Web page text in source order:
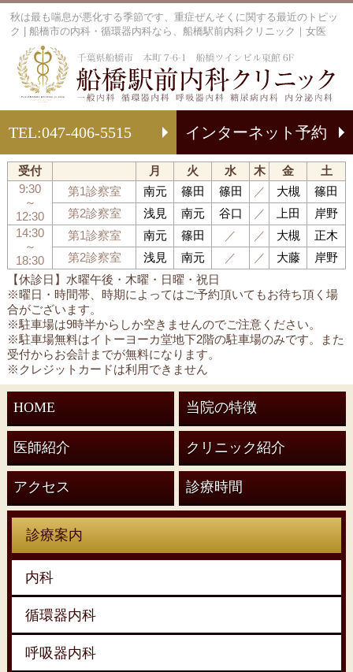
秋は最も喘息が悪化する季節です、重症ぜんそくに関する最近のトピッ
ク | 船橋市の内科・循環器内科なら、船橋駅前内科クリニック｜女医
TEL:047-406-5515 インターネット予約
【休診日】水曜午後・木曜・日曜・祝日
※曜日・時間帯、時期によってはご予約頂いてもお待ち頂く場
合がございます。
※駐車場は9時半からしか空きませんのでご注意ください。
※駐車場無料はイトーヨーカ堂地下2階の駐車場のみです。また
受付からお会計までが無料になります。
※クレジットカードは利用できません
受付 月 火 水 木 金
土
9:30
～
12:30
第1診察室 南元 篠田 篠田 ／ 大槻
篠田
第2診察室
浅見 南元 谷口 ／ 上田
岸野
14:30
～
18:30
第1診察室 南元 篠田 ／ ／ 大槻
正木
第2診察室
浅見 南元 ／ ／ 大藤 岸野
HOME 当院の特徴
医師紹介 クリニック紹介
アクセス 診療時間
診療案内
内科
循環器内科
呼吸器内科